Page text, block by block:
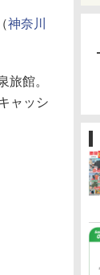
神奈川
旅館。
ャッシ